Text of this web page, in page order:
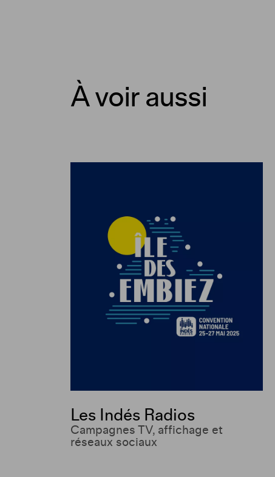
À voir aussi
Les Indés Radios
Campagnes TV, affichage et
réseaux sociaux